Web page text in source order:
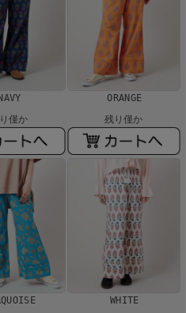
僅か
ORANGE
残り僅か
WHITE